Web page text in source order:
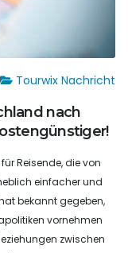
Tourwix Nachricht
nach
Reisende, die von
einfacher und
bekannt gegeben,
vornehmen
zwischen